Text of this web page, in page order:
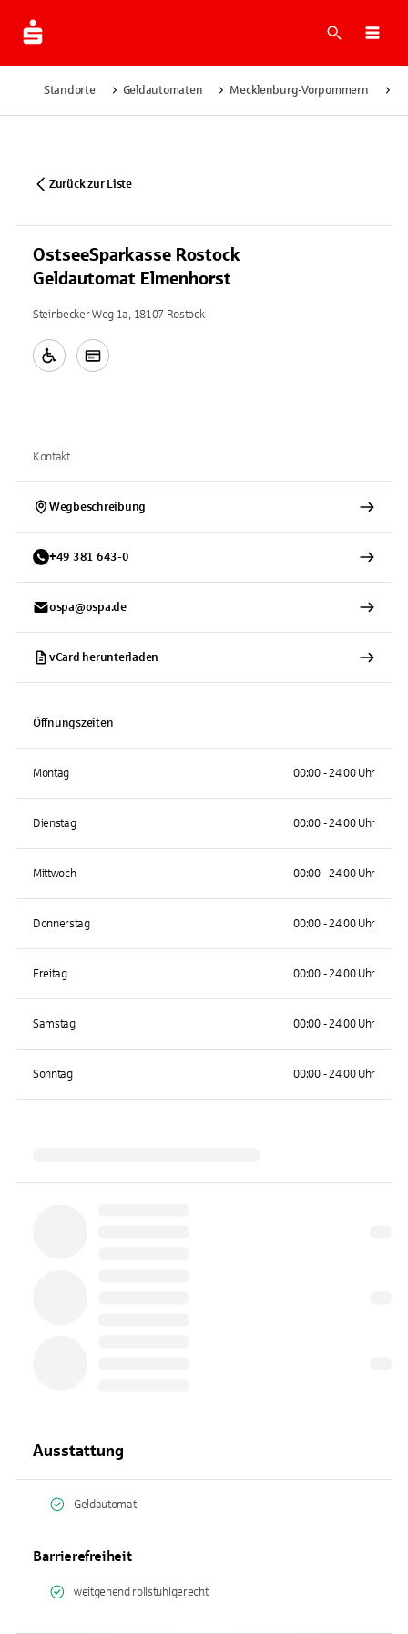
Suche
Standorte Geldautomaten Mecklenburg-Vorpommern
Zurück zur Liste
OstseeSparkasse Rostock
Geldautomat Elmenhorst
Steinbecker Weg 1a, 18107 Rostock
Kontakt
Wegbeschreibung
+49 381 643-0
ospa@ospa.de
vCard herunterladen
Öffnungszeiten
Montag 00:00 - 24:00 Uhr
Dienstag 00:00 - 24:00 Uhr
Mittwoch 00:00 - 24:00 Uhr
Donnerstag 00:00 - 24:00 Uhr
Freitag 00:00 - 24:00 Uhr
Samstag 00:00 - 24:00 Uhr
Sonntag 00:00 - 24:00 Uhr
Ausstattung
Geldautomat
Barrierefreiheit
weitgehend rollstuhlgerecht